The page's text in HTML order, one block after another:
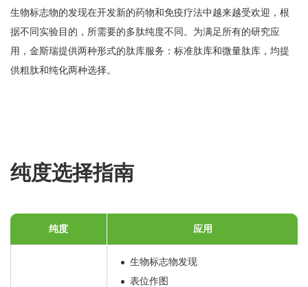
生物标志物的发现在开发新的药物和免疫疗法中越来越受欢迎，根
据不同实验目的，所需要的多肽纯度不同。为满足所有的研究应
用，金斯瑞提供两种形式的肽库服务：标准肽库和微量肽库，均提
供粗肽和纯化两种选择。
纯度选择指南
纯度 应用
生物标志物发现
表位作图